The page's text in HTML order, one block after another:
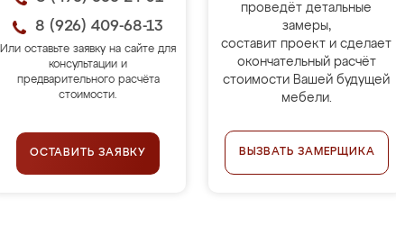
8 (926) 409-68-13
Или оставьте заявку на сайте для
консультации и
предварительного расчёта
стоимости.
ОСТАВИТЬ ЗАЯВКУ
проведёт детальные
замеры,
составит проект и сделает
окончательный расчёт
стоимости Вашей будущей
мебели.
ВЫЗВАТЬ ЗАМЕРЩИКА